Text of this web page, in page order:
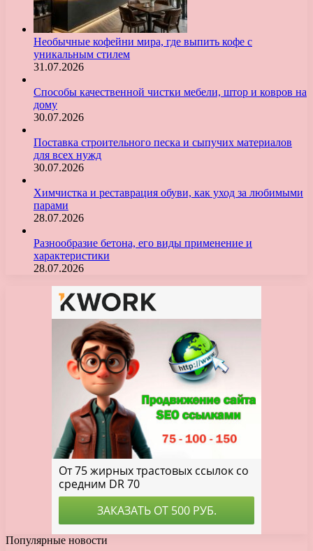
Необычные кофейни мира, где выпить кофе с
уникальным стилем
31.07.2026
Способы качественной чистки мебели, штор и ковров на
дому
30.07.2026
Поставка строительного песка и сыпучих материалов
для всех нужд
30.07.2026
Химчистка и реставрация обуви, как уход за любимыми
парами
28.07.2026
Разнообразие бетона, его виды применение и
характеристики
28.07.2026
Популярные новости